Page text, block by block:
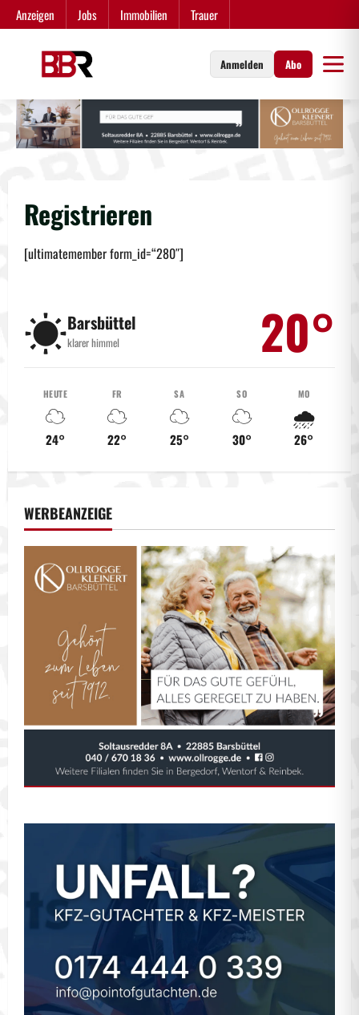
Zum
Inhalt
Anzeigen Jobs Immobilien Trauer
Anmelden Abo
Registrieren
[ultimatemember form_id=“280″]
☀️Barsbüttel
klarer himmel 20°
HEUTE
☁️
24°
FR
☁️
22°
SA
☁️
25°
SO
☁️
30°
MO
🌧️
26°
WERBEANZEIGE